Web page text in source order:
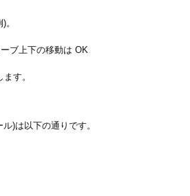
ブ上下の移動は OK
す。
)は以下の通りです。